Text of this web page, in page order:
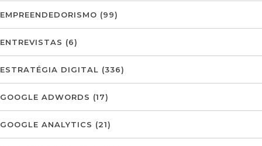
EMPREENDEDORISMO (99)
ENTREVISTAS (6)
ESTRATÉGIA DIGITAL (336)
GOOGLE ADWORDS (17)
GOOGLE ANALYTICS (21)